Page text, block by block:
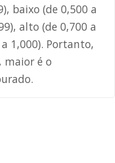
baixo (de 0,500 a
alto (de 0,700 a
1,000). Portanto,
é o